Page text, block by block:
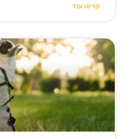
קראו עוד